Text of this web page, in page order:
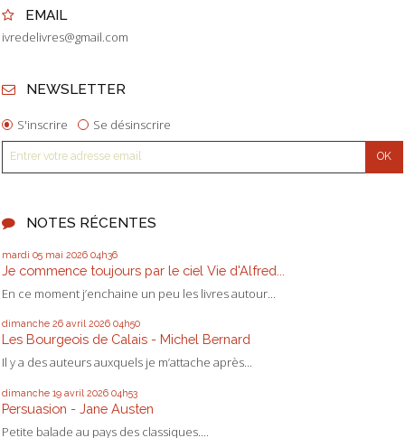
EMAIL
ivredelivres@gmail.com
NEWSLETTER
S'inscrire Se désinscrire
NOTES RÉCENTES
mardi 05 mai 2026 04h36
Je commence toujours par le ciel Vie d'Alfred...
En ce moment j’enchaine un peu les livres autour...
dimanche 26 avril 2026 04h50
Les Bourgeois de Calais - Michel Bernard
Il y a des auteurs auxquels je m’attache après...
dimanche 19 avril 2026 04h53
Persuasion - Jane Austen
Petite balade au pays des classiques....